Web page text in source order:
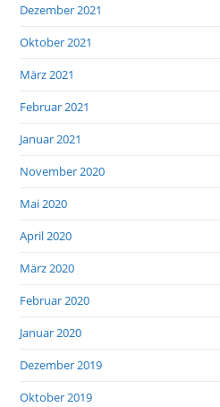
Dezember 2021
Oktober 2021
März 2021
Februar 2021
Januar 2021
November 2020
Mai 2020
April 2020
März 2020
Februar 2020
Januar 2020
Dezember 2019
Oktober 2019